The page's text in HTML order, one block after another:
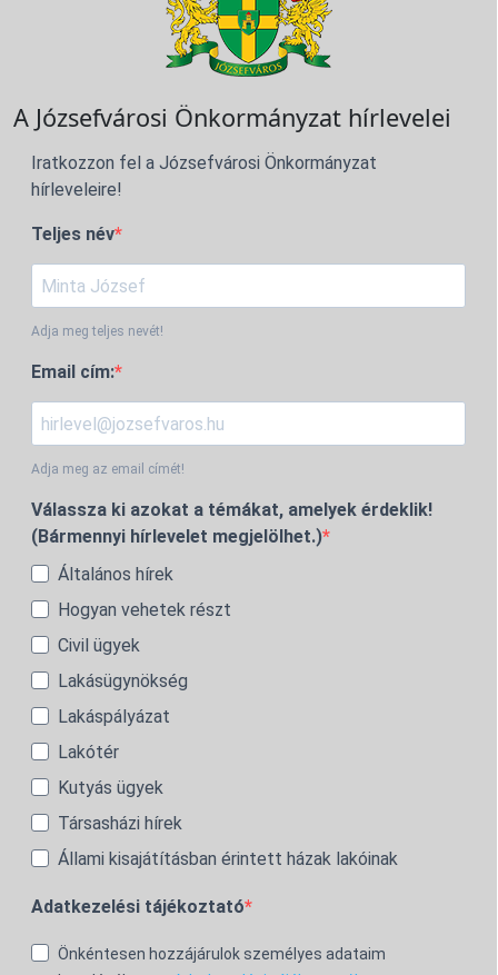
A Józsefvárosi Önkormányzat hírlevelei
Iratkozzon fel a Józsefvárosi Önkormányzat
hírleveleire!
Teljes név
Adja meg teljes nevét!
Email cím:
Adja meg az email címét!
Válassza ki azokat a témákat, amelyek érdeklik!
(Bármennyi hírlevelet megjelölhet.)
Általános hírek
Hogyan vehetek részt
Civil ügyek
Lakásügynökség
Lakáspályázat
Lakótér
Kutyás ügyek
Társasházi hírek
Állami kisajátításban érintett házak lakóinak
Adatkezelési tájékoztató
Önkéntesen hozzájárulok személyes adataim